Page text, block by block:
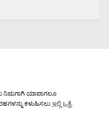
ನಿಮಗಾಗಿ ಯಾವಾಗಲೂ
ಕಳುಹಿಸಲುಇಲ್ಲಿ ಒತ್ತಿ.